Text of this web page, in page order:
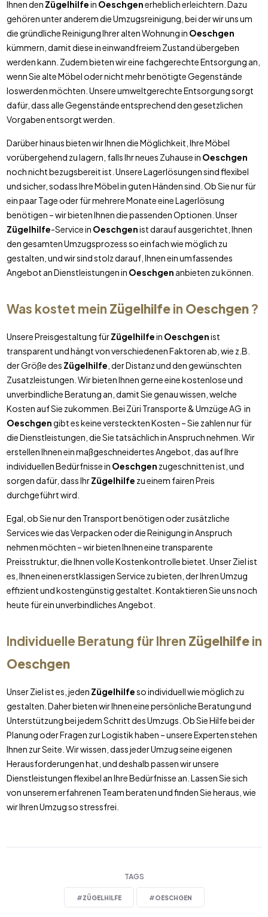
Ihnen den Zügelhilfein Oeschgenerheblich erleichtern. Dazu
gehören unter anderem die Umzugsreinigung, bei der wir uns um
die gründliche Reinigung Ihrer alten Wohnung in Oeschgen
kümmern, damit diese in einwandfreiem Zustand übergeben
werden kann. Zudem bieten wir eine fachgerechte Entsorgung an,
wenn Sie alte Möbel oder nicht mehr benötigte Gegenstände
loswerden möchten. Unsere umweltgerechte Entsorgung sorgt
dafür, dass alle Gegenstände entsprechend den gesetzlichen
Vorgaben entsorgt werden.
Darüber hinaus bieten wir Ihnen die Möglichkeit, Ihre Möbel
vorübergehend zu lagern, falls Ihr neues Zuhause in Oeschgen
noch nicht bezugsbereit ist. Unsere Lagerlösungen sind flexibel
und sicher, sodass Ihre Möbel in guten Händen sind. Ob Sie nur für
ein paar Tage oder für mehrere Monate eine Lagerlösung
benötigen – wir bieten Ihnen die passenden Optionen. Unser
Zügelhilfe-Service in Oeschgenist darauf ausgerichtet, Ihnen
den gesamten Umzugsprozess so einfach wie möglich zu
gestalten, und wir sind stolz darauf, Ihnen ein umfassendes
Angebot an Dienstleistungen in Oeschgen anbieten zu können.
Was kostet mein Zügelhilfein Oeschgen?
Unsere Preisgestaltung fürZügelhilfein Oeschgenist
transparent und hängt von verschiedenen Faktoren ab, wie z.B.
der Größe des Zügelhilfe , der Distanz und den gewünschten
Zusatzleistungen. Wir bieten Ihnen gerne eine kostenlose und
unverbindliche Beratung an, damit Sie genau wissen, welche
Kosten auf Sie zukommen. Bei Züri Transporte & Umzüge AG in
Oeschgengibt es keine versteckten Kosten – Sie zahlen nur für
die Dienstleistungen, die Sie tatsächlich in Anspruch nehmen. Wir
erstellen Ihnen ein maßgeschneidertes Angebot, das auf Ihre
individuellen Bedürfnisse in Oeschgen zugeschnitten ist, und
sorgen dafür, dass IhrZügelhilfe zu einem fairen Preis
durchgeführt wird.
Egal, ob Sie nur den Transport benötigen oder zusätzliche
Services wie das Verpacken oder die Reinigung in Anspruch
nehmen möchten – wir bieten Ihnen eine transparente
Preisstruktur, die Ihnen volle Kostenkontrolle bietet. Unser Ziel ist
es, Ihnen einen erstklassigen Service zu bieten, der Ihren Umzug
effizient und kostengünstig gestaltet. Kontaktieren Sie uns noch
heute für ein unverbindliches Angebot.
Individuelle Beratung für Ihren Zügelhilfein
Oeschgen
Unser Ziel ist es, jeden Zügelhilfeso individuell wie möglich zu
gestalten. Daher bieten wir Ihnen eine persönliche Beratung und
Unterstützung bei jedem Schritt des Umzugs. Ob Sie Hilfe bei der
Planung oder Fragen zur Logistik haben – unsere Experten stehen
Ihnen zur Seite. Wir wissen, dass jeder Umzug seine eigenen
Herausforderungen hat, und deshalb passen wir unsere
Dienstleistungen flexibel an Ihre Bedürfnisse an. Lassen Sie sich
von unserem erfahrenen Team beraten und finden Sie heraus, wie
wir Ihren Umzug so stressfrei.
TAGS
#ZÜGELHILFE #OESCHGEN